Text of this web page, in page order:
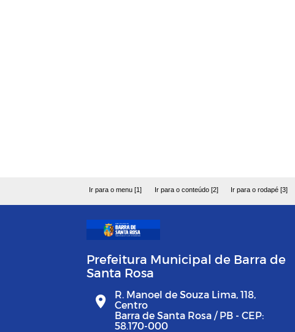
Ir para o menu [1] Ir para o conteúdo [2] Ir para o rodapé [3]
Prefeitura Municipal de Barra de
Santa Rosa
R. Manoel de Souza Lima, 118,
Centro
Barra de Santa Rosa / PB - CEP:
58.170-000